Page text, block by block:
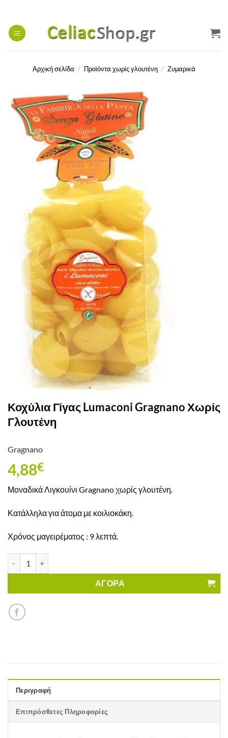
περιεχόμενο
Αρχική σελίδα / Προϊόντα χωρίς γλουτένη / Ζυμαρικά
Κοχύλια Γίγας Lumaconi Gragnano Χωρίς
Γλουτένη
Gragnano
4,88€
Μοναδικά Λιγκουίνι Gragnano χωρίς γλουτένη.
Κατάλληλα για άτομα με κοιλιοκάκη.
Χρόνος μαγειρέματος : 9 λεπτά.
ΑΓΟΡΑ
Περιγραφή
Επιπρόσθετες Πληροφορίες